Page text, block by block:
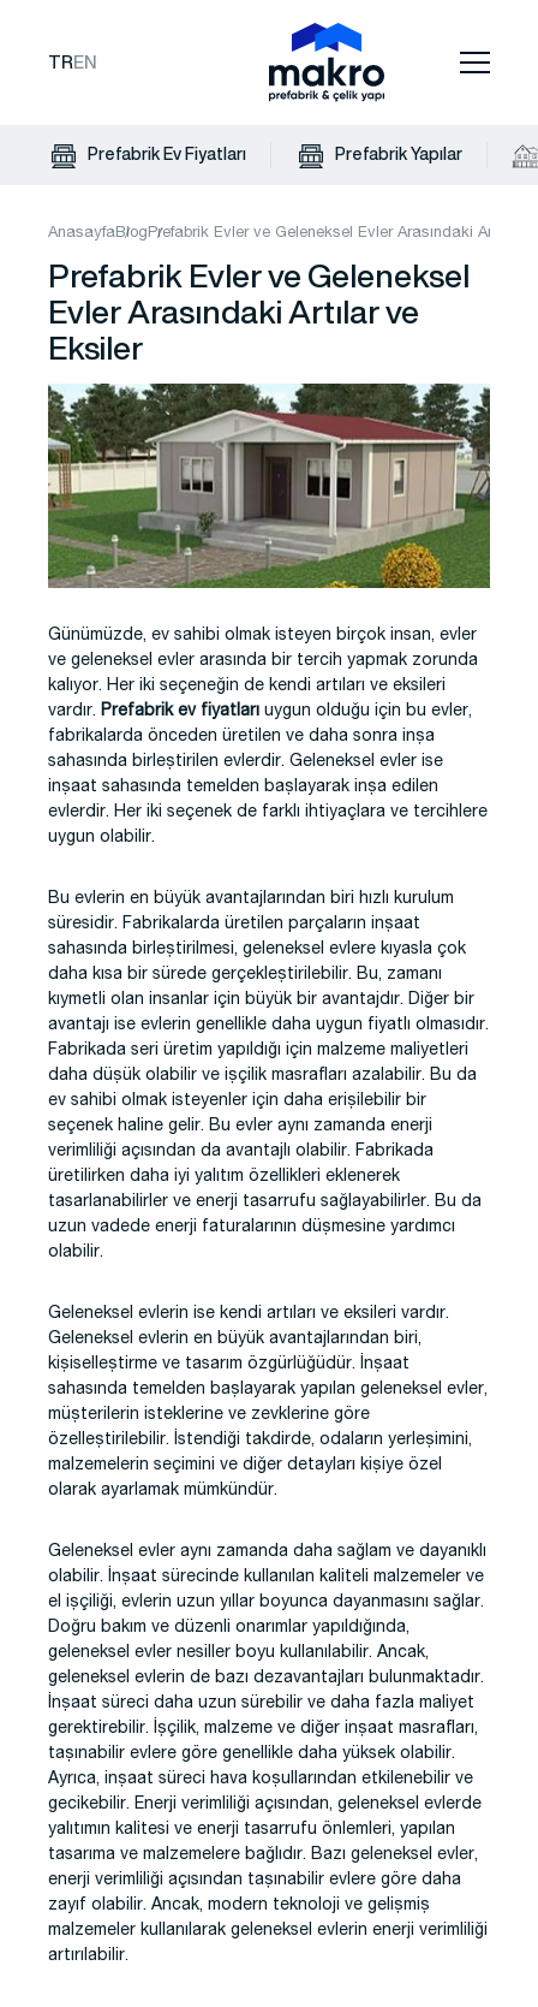
TR EN
Prefabrik Ev Fiyatları Prefabrik Yapılar
AnasayfaBlogPrefabrik Evler ve Geleneksel Evler Arasındaki Artılar
Prefabrik Evler ve Geleneksel
Evler Arasındaki Artılar ve
Eksiler
Günümüzde, ev sahibi olmak isteyen birçok insan, evler
ve geleneksel evler arasında bir tercih yapmak zorunda
kalıyor. Her iki seçeneğin de kendi artıları ve eksileri
vardır. Prefabrik ev fiyatları uygun olduğu için bu evler,
fabrikalarda önceden üretilen ve daha sonra inşa
sahasında birleştirilen evlerdir. Geleneksel evler ise
inşaat sahasında temelden başlayarak inşa edilen
evlerdir. Her iki seçenek de farklı ihtiyaçlara ve tercihlere
uygun olabilir.
Bu evlerin en büyük avantajlarından biri hızlı kurulum
süresidir. Fabrikalarda üretilen parçaların inşaat
sahasında birleştirilmesi, geleneksel evlere kıyasla çok
daha kısa bir sürede gerçekleştirilebilir. Bu, zamanı
kıymetli olan insanlar için büyük bir avantajdır. Diğer bir
avantajı ise evlerin genellikle daha uygun fiyatlı olmasıdır.
Fabrikada seri üretim yapıldığı için malzeme maliyetleri
daha düşük olabilir ve işçilik masrafları azalabilir. Bu da
ev sahibi olmak isteyenler için daha erişilebilir bir
seçenek haline gelir. Bu evler aynı zamanda enerji
verimliliği açısından da avantajlı olabilir. Fabrikada
üretilirken daha iyi yalıtım özellikleri eklenerek
tasarlanabilirler ve enerji tasarrufu sağlayabilirler. Bu da
uzun vadede enerji faturalarının düşmesine yardımcı
olabilir.
Geleneksel evlerin ise kendi artıları ve eksileri vardır.
Geleneksel evlerin en büyük avantajlarından biri,
kişiselleştirme ve tasarım özgürlüğüdür. İnşaat
sahasında temelden başlayarak yapılan geleneksel evler,
müşterilerin isteklerine ve zevklerine göre
özelleştirilebilir. İstendiği takdirde, odaların yerleşimini,
malzemelerin seçimini ve diğer detayları kişiye özel
olarak ayarlamak mümkündür.
Geleneksel evler aynı zamanda daha sağlam ve dayanıklı
olabilir. İnşaat sürecinde kullanılan kaliteli malzemeler ve
el işçiliği, evlerin uzun yıllar boyunca dayanmasını sağlar.
Doğru bakım ve düzenli onarımlar yapıldığında,
geleneksel evler nesiller boyu kullanılabilir. Ancak,
geleneksel evlerin de bazı dezavantajları bulunmaktadır.
İnşaat süreci daha uzun sürebilir ve daha fazla maliyet
gerektirebilir. İşçilik, malzeme ve diğer inşaat masrafları,
taşınabilir evlere göre genellikle daha yüksek olabilir.
Ayrıca, inşaat süreci hava koşullarından etkilenebilir ve
gecikebilir. Enerji verimliliği açısından, geleneksel evlerde
yalıtımın kalitesi ve enerji tasarrufu önlemleri, yapılan
tasarıma ve malzemelere bağlıdır. Bazı geleneksel evler,
enerji verimliliği açısından taşınabilir evlere göre daha
zayıf olabilir. Ancak, modern teknoloji ve gelişmiş
malzemeler kullanılarak geleneksel evlerin enerji verimliliği
artırılabilir.